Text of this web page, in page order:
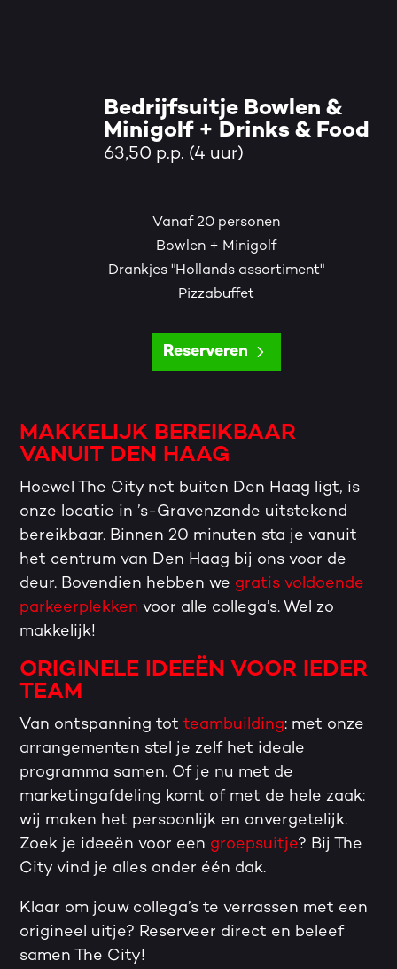
Bedrijfsuitje Bowlen &
Minigolf + Drinks & Food
63,50 p.p. (4 uur)
Vanaf 20 personen
Bowlen + Minigolf
Drankjes "Hollands assortiment"
Pizzabuffet
Reserveren
MAKKELIJK BEREIKBAAR
VANUIT DEN HAAG
Hoewel The City net buiten Den Haag ligt, is
onze locatie in ’s-Gravenzande uitstekend
bereikbaar. Binnen 20 minuten sta je vanuit
het centrum van Den Haag bij ons voor de
deur. Bovendien hebben we gratis voldoende
parkeerplekken voor alle collega’s. Wel zo
makkelijk!
ORIGINELE IDEEËN VOOR IEDER
TEAM
Van ontspanning totteambuilding: met onze
arrangementen stel je zelf het ideale
programma samen. Of je nu met de
marketingafdeling komt of met de hele zaak:
wij maken het persoonlijk en onvergetelijk.
Zoek je ideeën voor een groepsuitje? Bij The
City vind je alles onder één dak.
Klaar om jouw collega’s te verrassen met een
origineel uitje? Reserveer direct en beleef
samen The City!